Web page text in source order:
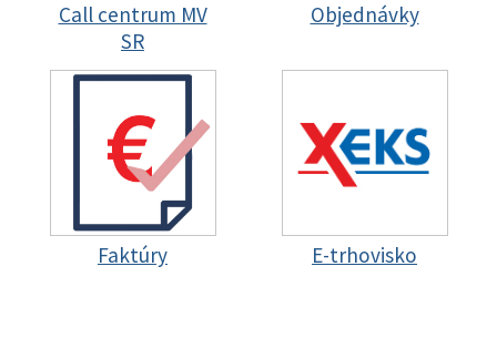
Call centrum MV
SR
Objednávky
Faktúry E-trhovisko